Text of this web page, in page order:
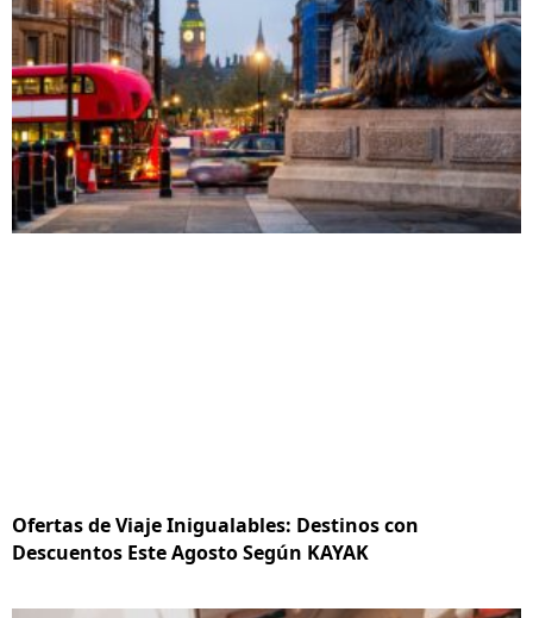
Ofertas de Viaje Inigualables: Destinos con
Descuentos Este Agosto Según KAYAK